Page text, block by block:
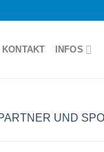
KONTAKT INFOS
UND